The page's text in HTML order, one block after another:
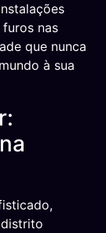
nas
que nunca
à sua